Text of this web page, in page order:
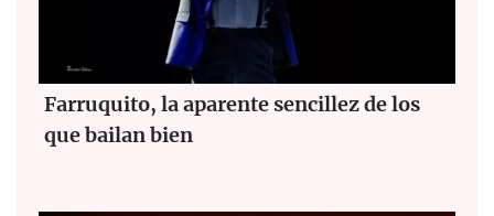
Farruquito, la aparente sencillez de los
que bailan bien